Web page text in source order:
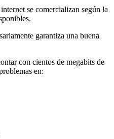
se comercializan según la
garantiza una buena
con cientos de megabits de
en: